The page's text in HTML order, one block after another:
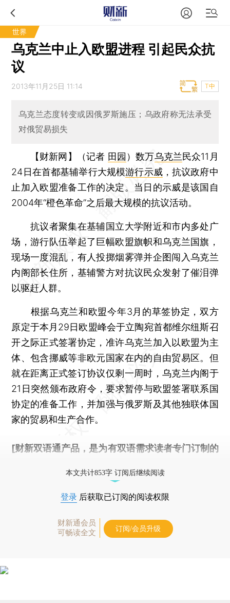
世界
乌克兰中止入欧盟进程 引起民众抗
议
2013年11月25日 11:14 T中
乌克兰态度转变或因俄罗斯施压；乌政府称无法承受
对俄贸易损失
【财新网】（记者 田园 ）数万乌克兰民众11月
24日在首都基辅举行大规模游行示威，抗议政府中
止加入欧盟准备工作的决定。当日的示威是该国自
2004年“橙色革命”之后最大规模的抗议活动。
抗议者聚集在基辅国立大学附近和市内多处广
场，游行队伍举起了巨幅欧盟旗帜和乌克兰国旗，
现场一度混乱，有人投掷烟雾弹并企图闯入乌克兰
内阁部长住所，基辅警方对抗议民众发射了催泪弹
以驱赶人群。
根据乌克兰和欧盟今年3月的草签协定，双方
原定于本月29日欧盟峰会于立陶宛首都维尔纽斯召
开之际正式签署协定，准许乌克兰加入以欧盟为主
体、包含挪威等非欧元国家在内的自由贸易区。但
就在距离正式签订协议仅剩一周时，乌克兰内阁于
21日突然颁布政府令，要求暂停与欧盟签署联系国
协定的准备工作，并加强与俄罗斯及其他独联体国
家的贸易和生产合作。
[财新双语通产品，是为有双语需求读者专门订制的
本文共计853字 订阅后继续阅读
登录 后获取已订阅的阅读权限
财新通会员
可畅读全文
订阅/会员升级